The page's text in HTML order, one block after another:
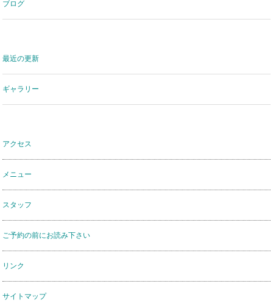
ブログ
最近の更新
ギャラリー
アクセス
メニュー
スタッフ
ご予約の前にお読み下さい
リンク
サイトマップ